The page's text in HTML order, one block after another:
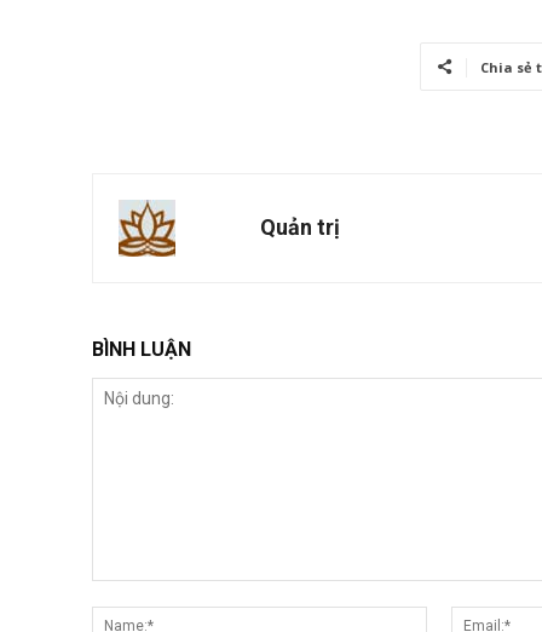
Chia sẻ
Quản trị
BÌNH LUẬN
dung:
Name:*